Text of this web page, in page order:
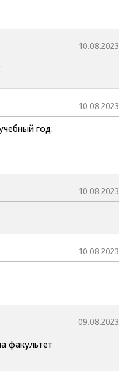
10.08.2023
10.08.2023
год:
10.08.2023
10.08.2023
09.08.2023
факультет